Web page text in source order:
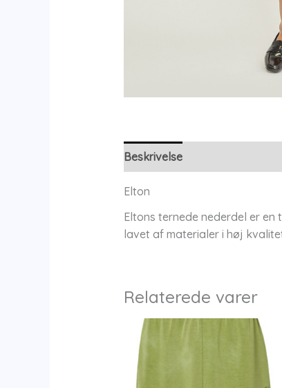
Beskrivelse
Elton
Eltons ternede nederdel er
lavet af materialer i høj
Relaterede varer